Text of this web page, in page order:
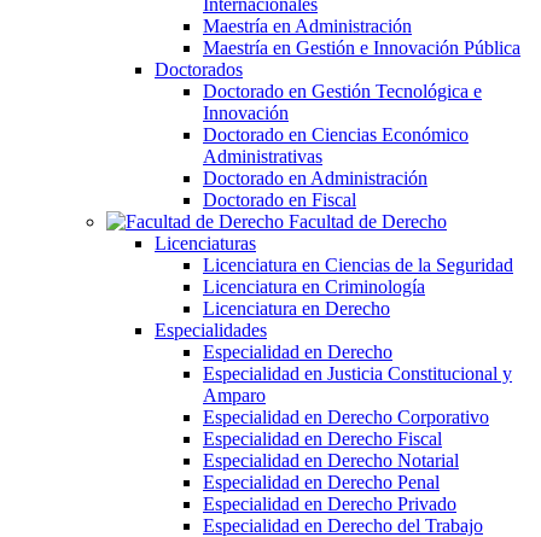
Internacionales
Maestría en Administración
Maestría en Gestión e Innovación Pública
Doctorados
Doctorado en Gestión Tecnológica e
Innovación
Doctorado en Ciencias Económico
Administrativas
Doctorado en Administración
Doctorado en Fiscal
Facultad de Derecho
Licenciaturas
Licenciatura en Ciencias de la Seguridad
Licenciatura en Criminología
Licenciatura en Derecho
Especialidades
Especialidad en Derecho
Especialidad en Justicia Constitucional y
Amparo
Especialidad en Derecho Corporativo
Especialidad en Derecho Fiscal
Especialidad en Derecho Notarial
Especialidad en Derecho Penal
Especialidad en Derecho Privado
Especialidad en Derecho del Trabajo